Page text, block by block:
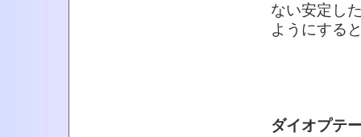
ない安定し
ようにする
ダイオプテ